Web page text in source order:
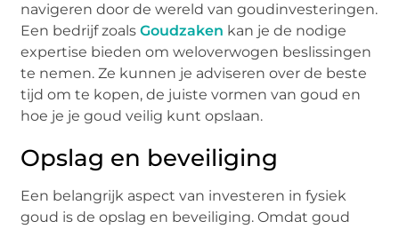
navigeren door de wereld van goudinvesteringen.
Een bedrijf zoalsGoudzaken kan je de nodige
expertise bieden om weloverwogen beslissingen
te nemen. Ze kunnen je adviseren over de beste
tijd om te kopen, de juiste vormen van goud en
hoe je je goud veilig kunt opslaan.
Opslag en beveiliging
Een belangrijk aspect van investeren in fysiek
goud is de opslag en beveiliging. Omdat goud